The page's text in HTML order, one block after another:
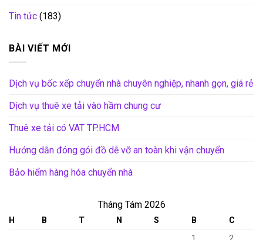
Tin tức (183)
BÀI VIẾT MỚI
Dịch vụ bốc xếp chuyển nhà chuyên nghiệp, nhanh gọn, giá rẻ
Dịch vụ thuê xe tải vào hầm chung cư
Thuê xe tải có VAT TP.HCM
Hướng dẫn đóng gói đồ dễ vỡ an toàn khi vận chuyển
Bảo hiểm hàng hóa chuyển nhà
Tháng Tám 2026
H B T N S B
C